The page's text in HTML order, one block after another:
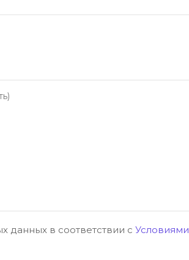
данных в соответствии сУсловиями